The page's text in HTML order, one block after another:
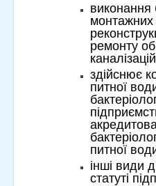
виконання
монтажних
ремонту
здійснює
питної
питної
інші види
статуті